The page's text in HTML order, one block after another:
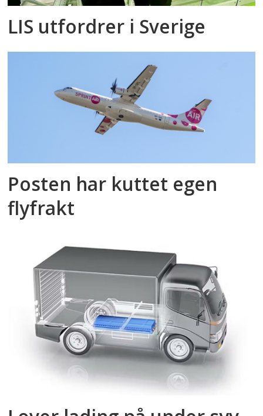
LIS utfordrer i Sverige
Posten har kuttet egen
flyfrakt